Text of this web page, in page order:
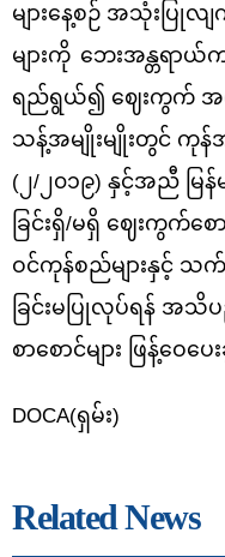
များနေ့စဉ် အသုံးပြု
များကို ဘေးအန္တရာယ်
ရည်ရွယ်၍ ဈေးကွက် အတွ
သန့်အမျိုးမျိုးတွင် ကု
(၂/၂၀၁၉) နှင့်အညီ မြန်
ခြင်းရှိ/မရှိ ဈေးကွက်စ
ဝင်ကုန်စည်များနှင့် သ
ခြင်းမပြုလုပ်ရန် အသိပ
စာစောင်များ ဖြန့်ဝေ
DOCA(ရှမ်း)
Related News